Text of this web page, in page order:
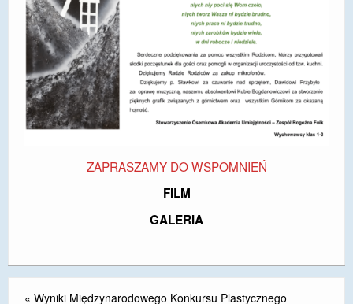
POLITYKA PRYWATNOŚCI
RODO
EGZAMIN ÓSMOKLASISTY
STANDARDY OCHRONY MAŁOLETNICH
KSZTAŁCENIA OGÓLNEGO NA TERENIE MIASTA
REKRUTACJA 2026/2027
ZAPRASZAMY DO WSPOMNIEŃ
FILM
GALERIA
« Wyniki Międzynarodowego Konkursu Plastycznego